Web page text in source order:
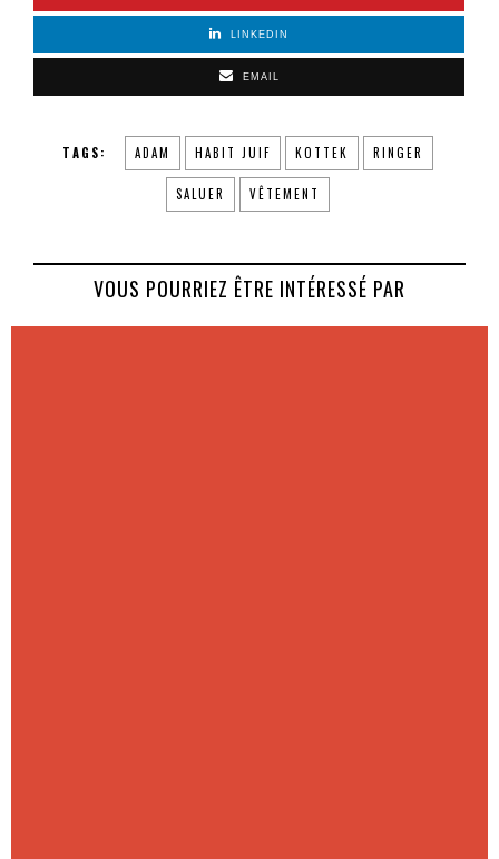
LINKEDIN
EMAIL
TAGS: ADAM HABIT JUIF KOTTEK RINGER
SALUER VÊTEMENT
VOUS POURRIEZ ÊTRE INTÉRESSÉ PAR